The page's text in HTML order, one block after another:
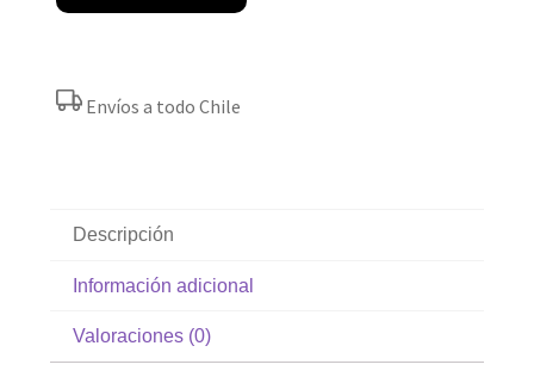
Envíos a todo Chile
Descripción
Información adicional
Valoraciones (0)